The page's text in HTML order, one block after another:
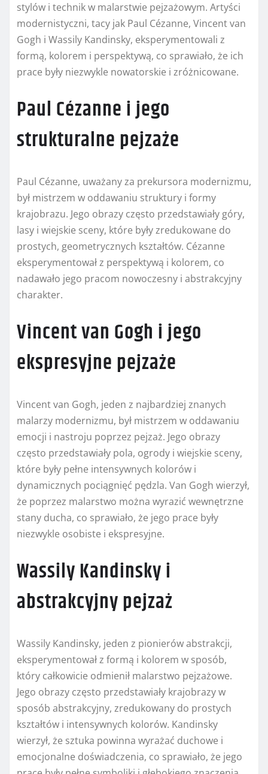
stylów i technik w malarstwie pejzażowym. Artyści
modernistyczni, tacy jak Paul Cézanne, Vincent van
Gogh i Wassily Kandinsky, eksperymentowali z
formą, kolorem i perspektywą, co sprawiało, że ich
prace były niezwykle nowatorskie i zróżnicowane.
Paul Cézanne i jego
strukturalne pejzaże
Paul Cézanne, uważany za prekursora modernizmu,
był mistrzem w oddawaniu struktury i formy
krajobrazu. Jego obrazy często przedstawiały góry,
lasy i wiejskie sceny, które były zredukowane do
prostych, geometrycznych kształtów. Cézanne
eksperymentował z perspektywą i kolorem, co
nadawało jego pracom nowoczesny i abstrakcyjny
charakter.
Vincent van Gogh i jego
ekspresyjne pejzaże
Vincent van Gogh, jeden z najbardziej znanych
malarzy modernizmu, był mistrzem w oddawaniu
emocji i nastroju poprzez pejzaż. Jego obrazy
często przedstawiały pola, ogrody i wiejskie sceny,
które były pełne intensywnych kolorów i
dynamicznych pociągnięć pędzla. Van Gogh wierzył,
że poprzez malarstwo można wyrazić wewnętrzne
stany ducha, co sprawiało, że jego prace były
niezwykle osobiste i ekspresyjne.
Wassily Kandinsky i
abstrakcyjny pejzaż
Wassily Kandinsky, jeden z pionierów abstrakcji,
eksperymentował z formą i kolorem w sposób,
który całkowicie odmienił malarstwo pejzażowe.
Jego obrazy często przedstawiały krajobrazy w
sposób abstrakcyjny, zredukowany do prostych
kształtów i intensywnych kolorów. Kandinsky
wierzył, że sztuka powinna wyrażać duchowe i
emocjonalne doświadczenia, co sprawiało, że jego